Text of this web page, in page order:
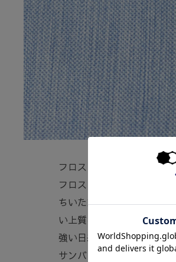
フロストブルーとフロスト
フロストブルーはさわや
ちいただけるグレーに仕
い上質な雰囲気です。
強い日差しのもとでは、
サンバリア100は4層構造